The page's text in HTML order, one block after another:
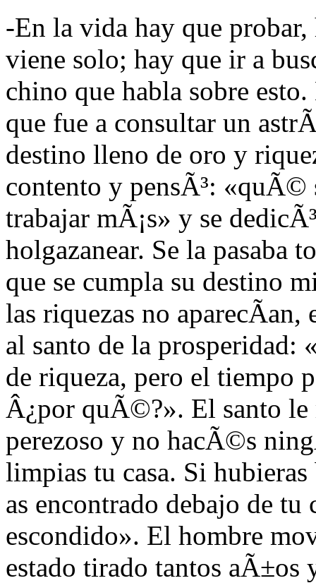
-En la vida hay que
viene solo; hay que ir a
chino que habla sobre
que fue a consultar un
destino lleno de oro y
contento y pensÃ³: «quÃ©
trabajar mÃ¡s» y se
holgazanear. Se la pasaba
que se cumpla su destino
las riquezas no aparecÃ­an,
al santo de la prosperidad:
de riqueza, pero el tiempo
Â¿por quÃ©?». El santo le
perezoso y no hacÃ©s
limpias tu casa. Si
as encontrado debajo de
escondido». El hombre
estado tirado tantos aÃ±os